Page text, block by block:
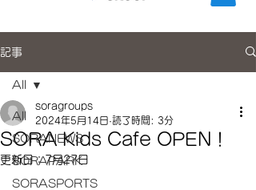
記事
All
SORANEWS
SORAPARK
SORASPORTS
All
SORA Kids Cafe OPEN！
soragroups
2024年5月14日 読了時間: 3分
更新日：7月27日